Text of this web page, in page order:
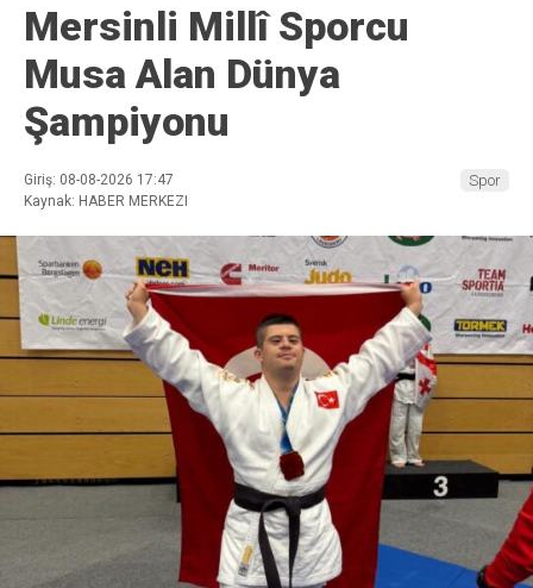
Mersinli Millî Sporcu
Musa Alan Dünya
Şampiyonu
Giriş: 08-08-2026 17:47
Kaynak: HABER MERKEZI
Spor